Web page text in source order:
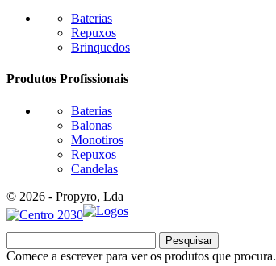
Baterias
Repuxos
Brinquedos
Produtos Profissionais
Baterias
Balonas
Monotiros
Repuxos
Candelas
© 2026 - Propyro, Lda
Pesquisar
Comece a escrever para ver os produtos que procura.